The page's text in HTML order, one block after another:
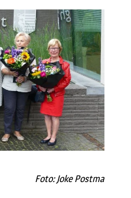
Foto: Joke Postma